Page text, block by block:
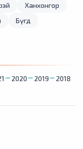
Ханхонгор
Бүгд
2020 2019
2018